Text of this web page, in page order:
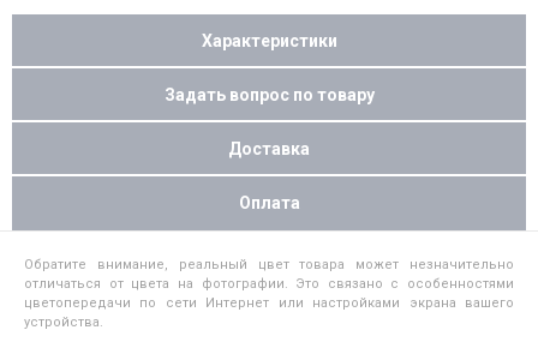
Характеристики
Задать вопрос по товару
Доставка
Оплата
Обратите внимание, реальный цвет товара может незначительно
отличаться от цвета на фотографии. Это связано с особенностями
цветопередачи по сети Интернет или настройками экрана вашего
устройства.